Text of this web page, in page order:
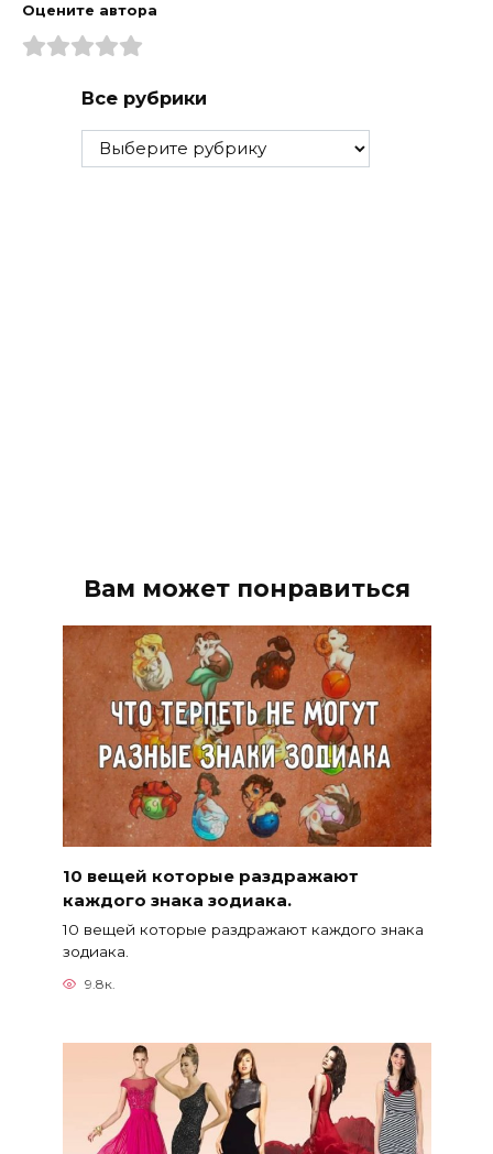
Оцените автора
Все рубрики
Все
рубрики
Вам может понравиться
10 вещей которые раздражают
каждого знака зодиака.
10 вещей которые раздражают каждого знака
зодиака.
9.8к.